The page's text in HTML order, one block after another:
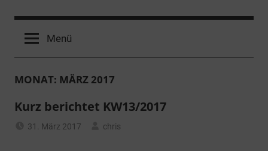
Menü
MONAT: MÄRZ 2017
Kurz berichtet KW13/2017
31. März 2017
chris